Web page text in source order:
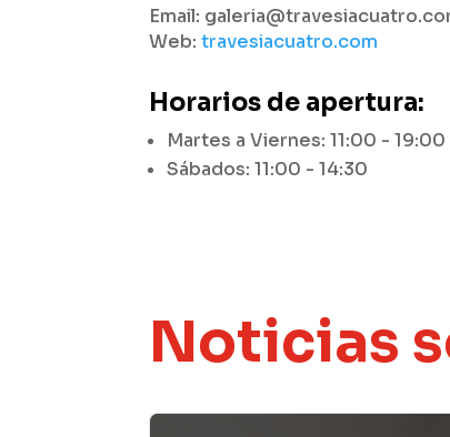
Email:
Web:travesiacuatro.com
Horarios de apertura:
Martes a Viernes: 11:00 - 19:00
Sábados: 11:00 - 14:30
Noticias